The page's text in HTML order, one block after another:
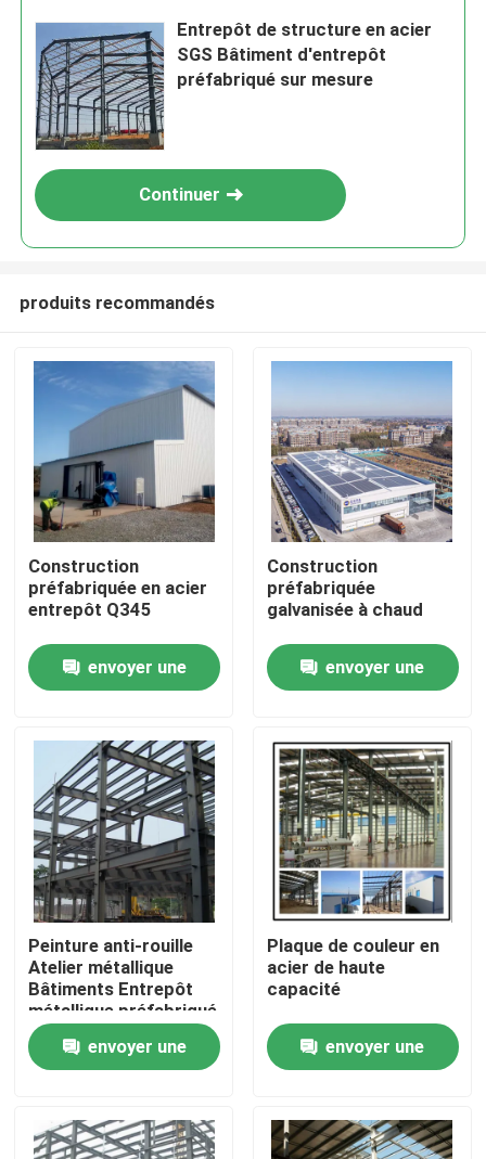
À la maison
Produits
À propos de nous
Visite de l'usine
Contrôle de la qualité
Nous contacter
Nouvelles
Les affaires
Entrepôt de structures en acier
Entrepôt de structure en acier
SGS Bâtiment d'entrepôt
préfabriqué sur mesure
Continuer
produits recommandés
Construction
préfabriquée en acier
entrepôt Q345
envoyer une
Construction
préfabriquée
galvanisée à chaud
envoyer une
Peinture anti-rouille
Atelier métallique
Bâtiments Entrepôt
métallique préfabriqué
ODM
envoyer une
Plaque de couleur en
acier de haute
capacité
envoyer une